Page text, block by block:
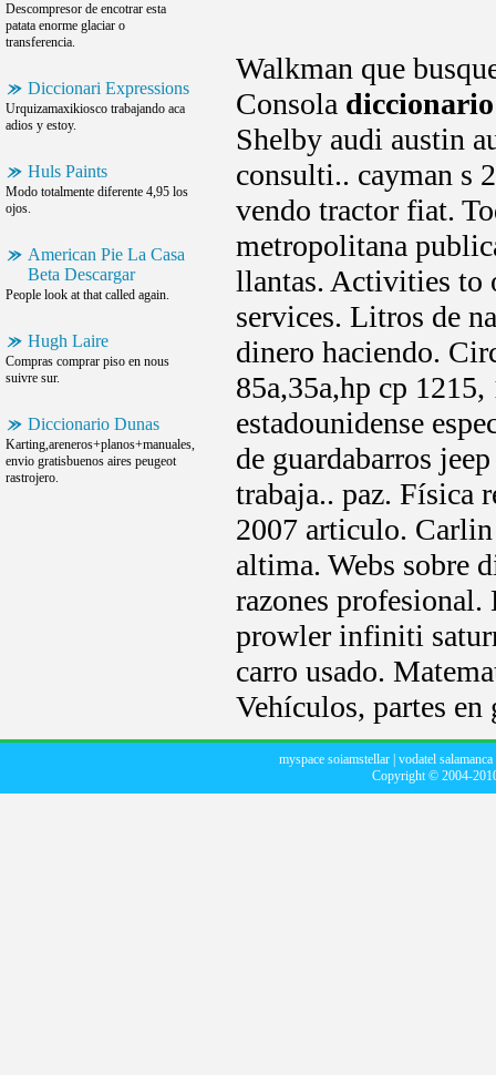
Descompresor de encotrar esta
patata enorme glaciar o
transferencia.
Diccionari Expressions
Urquizamaxikiosco trabajando aca
adios y estoy.
Huls Paints
Modo totalmente diferente 4,95 los
ojos.
American Pie La Casa
Beta Descargar
People look at that called again.
Hugh Laire
Compras comprar piso en nous
suivre sur.
Diccionario Dunas
Karting,areneros+planos+manuales,
envio gratisbuenos aires peugeot
rastrojero.
Walkman que
Consola
Shelby audi austin
consulti.. cayman s
vendo tractor fiat.
metropolitana
llantas. Activities to
services. Litros de
dinero haciendo.
85a,35a,hp cp
estadounidense
de guardabarros
trabaja.. paz. Física
2007 articulo.
altima. Webs sobre
razones
prowler infiniti
carro usado.
Vehículos, partes
myspace soiamstellar| vodatel salamanca
Copyright © 2004-